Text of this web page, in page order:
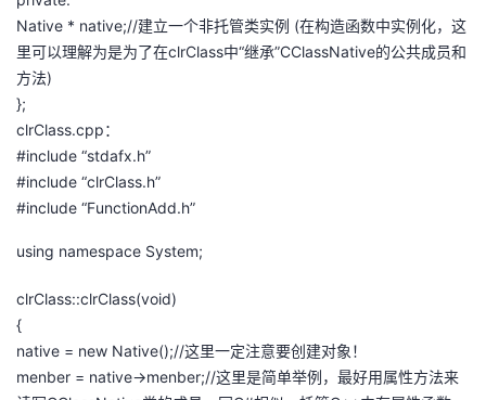
Native * native;//建立一个非托管类实例 (在构造函数中实例化，这
里可以理解为是为了在clrClass中“继承”CClassNative的公共成员和
方法)
};
clrClass.cpp：
#include “stdafx.h”
#include “clrClass.h”
#include “FunctionAdd.h”
using namespace System;
clrClass::clrClass(void)
{
native = new Native();//这里一定注意要创建对象！
menber = native->menber;//这里是简单举例，最好用属性方法来